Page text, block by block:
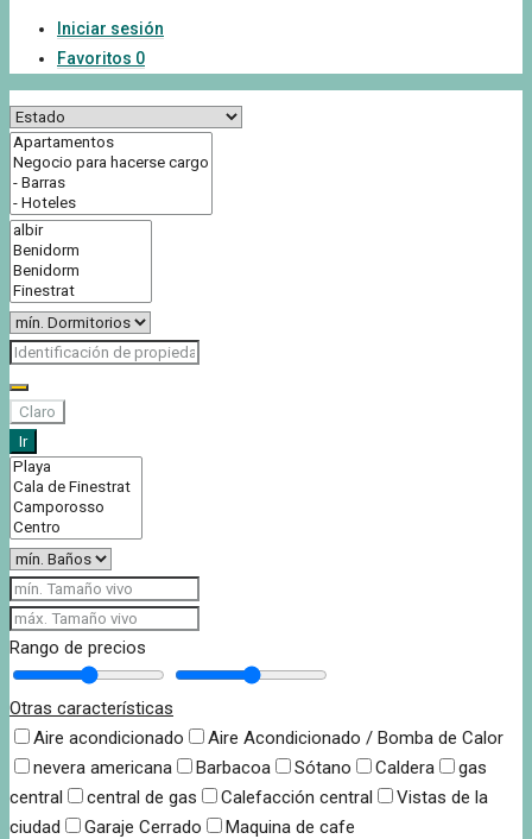
Iniciar sesión
Favoritos 0
Claro
Ir
Rango de precios
Otras características
Aire acondicionado
Aire Acondicionado / Bomba de Calor
nevera americana
Barbacoa Sótano Caldera
gas
central
central de gas Calefacción central
Vistas de la
ciudad
Garaje Cerrado Maquina de cafe